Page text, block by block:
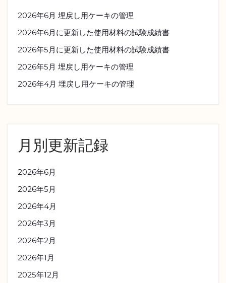
2026年6月 埋戻し用ケーキの管理
2026年6月に更新した使用材料の試験成績書
2026年5月に更新した使用材料の試験成績書
2026年5月 埋戻し用ケーキの管理
2026年4月 埋戻し用ケーキの管理
月別更新記録
2026年6月
2026年5月
2026年4月
2026年3月
2026年2月
2026年1月
2025年12月